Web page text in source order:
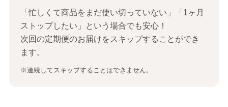
「忙しくて商品をまだ使い切っていない」「1ヶ月
ストップしたい」という場合でも安心！
次回の定期便のお届けをスキップすることができ
ます。
※連続してスキップすることはできません。